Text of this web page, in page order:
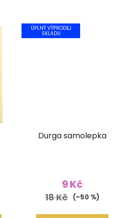
ÚPLNÝ VÝPRODEJ
SKLADU
Durga samolepka
9 Kč
18 Kč (–50 %)